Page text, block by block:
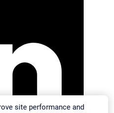
site performance and